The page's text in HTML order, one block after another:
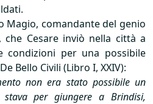
Magio, comandante del genio
che Cesare inviò nella città a
condizioni per una possibile
Bello Civili (Libro I, XXIV):
non era stato possibile un
per giungere a Brindisi,